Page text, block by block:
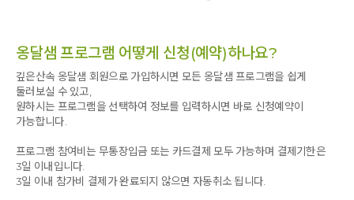
옹달샘 프로그램 어떻게 신청(예약)하나요?
깊은산속 옹달샘 회원으로 가입하시면 모든 옹달샘 프로그램을 쉽게
둘러보실 수 있고,
원하시는 프로그램을 선택하여 정보를 입력하시면 바로 신청예약이
가능합니다.
프로그램 참여비는 무통장입금 또는 카드결제 모두 가능하며 결제기한은
3일 이내입니다.
3일 이내 참가비 결제가 완료되지 않으면 자동취소 됩니다.